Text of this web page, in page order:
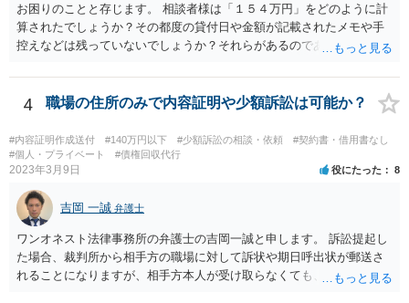
お困りのことと存じます。 相談者様は「１５４万円」をどのように計
算されたでしょうか？その都度の貸付日や金額が記載されたメモや手
控えなどは残っていないでしょうか？それらがあるのであればメール
です。 彼の住所については住民票上の住所であれば調査することは可
能です。 弁護士に依頼した際の費用にいては現在弁護士費用が自由化
されており法律事務所によって異なりますので、あくまで目安となり
ますが、交渉を依頼すると①着手金が請求額×8％or10万円の高い方、
②成功報酬が16％、③実費というところでしょうか。法律事務所によ
っては別途日当を請求するところもあると思います。 勝訴の見込みや
回収の見込み、私にご依頼いただいた場合の費用については、詳細を
お伺いできればお伝えさせていただきますので、宜しければ、個別に
ご連絡頂けますと幸いです。 宜しくお願い致します。
4 職場の住所のみで内容証明や少額訴訟は可能か？
#内容証明作成送付 #140万円以下 #少額訴訟の相談・依頼
#契約書・借用書なし
#個人・プライベート
#債権回収代行
2023年3月9日 役にたった 8
吉岡 一誠 弁護士
ワンオネスト法律事務所の弁護士の吉岡一誠と申します。 訴訟提起し
た場合、裁判所から相手方の職場に対して訴状や期日呼出状が郵送さ
れることになりますが、相手方本人が受け取らなくても、勤務先の他